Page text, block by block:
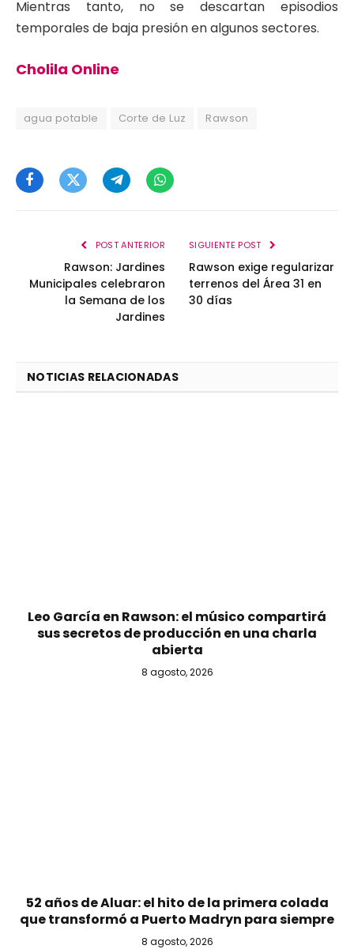
Mientras tanto, no se descartan episodios
temporales de baja presión en algunos sectores.
Cholila Online
agua potable Corte de Luz Rawson
FacebookTwitterTelegramWhatsApp
POST ANTERIOR
Rawson: Jardines
Municipales celebraron
la Semana de los
Jardines
SIGUIENTE POST
Rawson exige regularizar
terrenos del Área 31 en
30 días
NOTICIAS RELACIONADAS
Leo García en Rawson: el músico compartirá
sus secretos de producción en una charla
abierta
8 agosto, 2026
52 años de Aluar: el hito de la primera colada
que transformó a Puerto Madryn para siempre
8 agosto, 2026